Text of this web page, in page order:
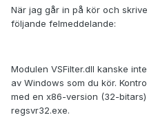
När jag går in på kör och
följande felmeddelande:
Modulen VSFilter.dll kanske
av Windows som du kör.
med en x86-version (32-
regsvr32.exe.